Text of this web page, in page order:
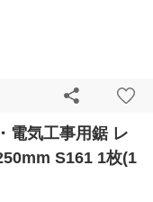
電気工事用鋸 レ
S161 1枚(1